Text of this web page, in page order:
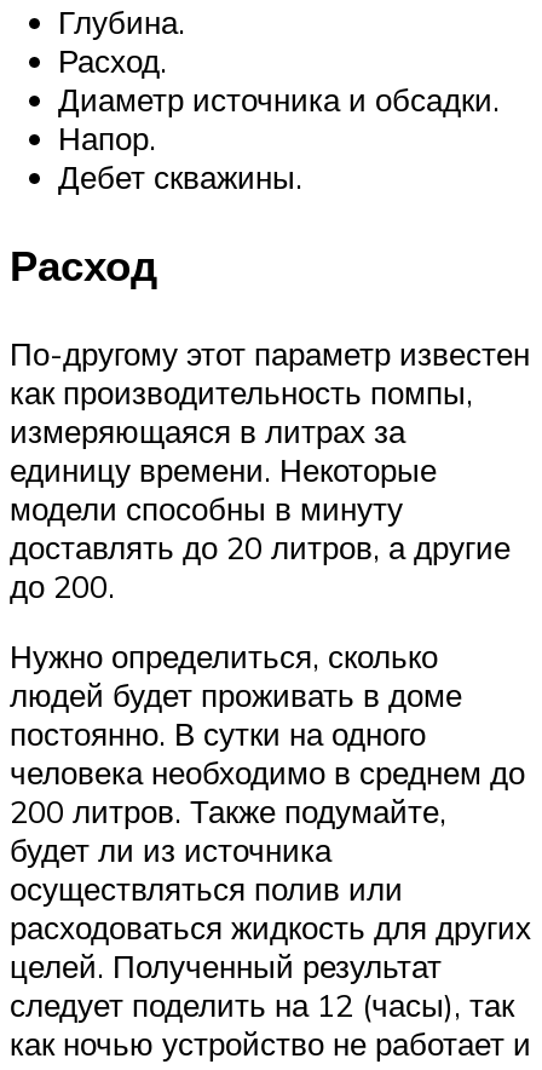
Глубина.
Расход.
Диаметр источника и обсадки.
Напор.
Дебет скважины.
Расход
По-другому этот параметр известен
как производительность помпы,
измеряющаяся в литрах за
единицу времени. Некоторые
модели способны в минуту
доставлять до 20 литров, а другие
до 200.
Нужно определиться, сколько
людей будет проживать в доме
постоянно. В сутки на одного
человека необходимо в среднем до
200 литров. Также подумайте,
будет ли из источника
осуществляться полив или
расходоваться жидкость для других
целей. Полученный результат
следует поделить на 12 (часы), так
как ночью устройство не работает и